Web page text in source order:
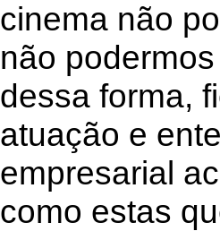
cinema não
não
dessa forma,
atuação e
empresarial
como estas